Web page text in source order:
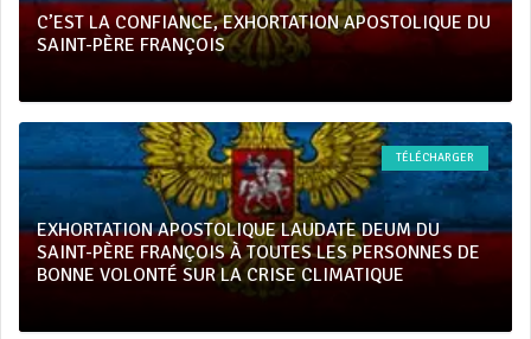
C’EST LA CONFIANCE, EXHORTATION APOSTOLIQUE DU
SAINT-PÈRE FRANÇOIS
TÉLÉCHARGER
EXHORTATION APOSTOLIQUE LAUDATE DEUM DU
SAINT-PÈRE FRANÇOIS À TOUTES LES PERSONNES DE
BONNE VOLONTÉ SUR LA CRISE CLIMATIQUE